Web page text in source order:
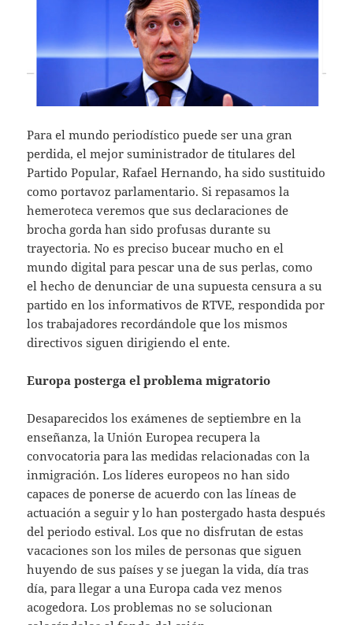
Para el mundo periodístico puede ser una gran
perdida, el mejor suministrador de titulares del
Partido Popular, Rafael Hernando, ha sido sustituido
como portavoz parlamentario. Si repasamos la
hemeroteca veremos que sus declaraciones de
brocha gorda han sido profusas durante su
trayectoria. No es preciso bucear mucho en el
mundo digital para pescar una de sus perlas, como
el hecho de denunciar de una supuesta censura a su
partido en los informativos de RTVE, respondida por
los trabajadores recordándole que los mismos
directivos siguen dirigiendo el ente.
Europa posterga el problema migratorio
Desaparecidos los exámenes de septiembre en la
enseñanza, la Unión Europea recupera la
convocatoria para las medidas relacionadas con la
inmigración. Los líderes europeos no han sido
capaces de ponerse de acuerdo con las líneas de
actuación a seguir y lo han postergado hasta después
del periodo estival. Los que no disfrutan de estas
vacaciones son los miles de personas que siguen
huyendo de sus países y se juegan la vida, día tras
día, para llegar a una Europa cada vez menos
acogedora. Los problemas no se solucionan